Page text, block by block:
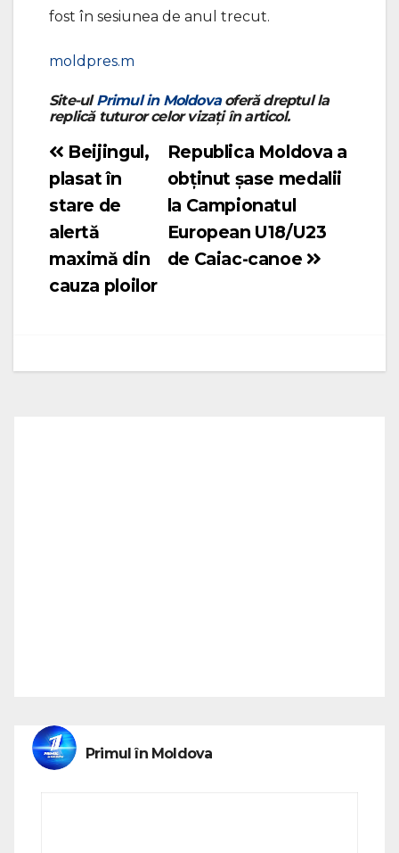
fost în sesiunea de anul trecut.
moldpres.m
Site-ulPrimul in Moldovaoferă dreptul la
replică tuturor celor vizați în articol.
Navigare
în
articole
Republica Moldova a
obținut șase medalii
la Campionatul
European U18/U23
de Caiac-canoe
Beijingul,
plasat în
stare de
alertă
maximă din
cauza ploilor
Primul în Moldova